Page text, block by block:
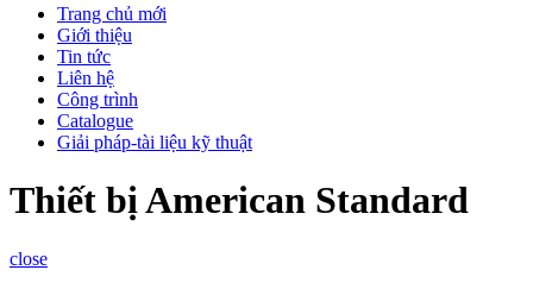
Trang chủ mới
Giới thiệu
Tin tức
Liên hệ
Công trình
Catalogue
Giải pháp-tài liệu kỹ thuật
Thiết bị American Standard
close